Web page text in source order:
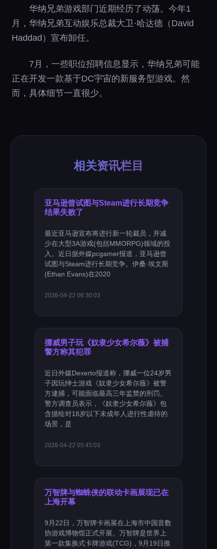
华纳兄弟游戏部门近期经历了动荡。今年1
月，华纳兄弟互动娱乐总裁大卫·哈达德（David
Haddad）宣布卸任。
7月，一些职位招聘信息显示，华纳兄弟可能
正在开发一款基于DC宇宙的新服务型游戏。然
而，具体细节一直很少。
相关资讯栏目
亚马逊曾试图与Steam进行长期竞争
结果失败了
最近亚马逊宣布将进行新一轮裁员，并减
少在大型3A游戏(包括MMORPG)领域的投
入。近日据外媒pcgamer报道，亚马逊曾
试图与Steam进行长期竞争。伊桑·埃文斯
(Ethan Evans)在2020
2026-04-22 06:30:03
挪威男子玩《奴隶少女希尔薇》被捕
警方称其犯罪
近日外媒Dexerto报道称，挪威一位24岁男
子因玩绅士游戏《奴隶少女希尔薇》被警
方逮捕，可能面临最高三年监禁的刑罚。
警方调查员表示，《奴隶少女希尔薇》包
含描绘对18岁以下未成年人进行性虐待的
场景，是
2026-04-22 05:45:03
万智牌与蜘蛛侠的联动卡画展现已在
上海开幕
9月22日，万智牌卡画展在上海市中国音数
协游戏博物馆正式开展。万智牌是世界上
第一款集换式卡牌游戏(TCG)，9月19日推